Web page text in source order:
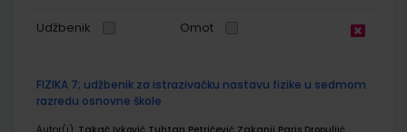
Udžbenik Omot
FIZIKA 7; udžbenik za istrazivačku nastavu fizike u sedmom
razredu osnovne škole